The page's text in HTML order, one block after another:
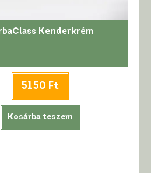
Kenderkrém
5150 Ft
Kosárba teszem